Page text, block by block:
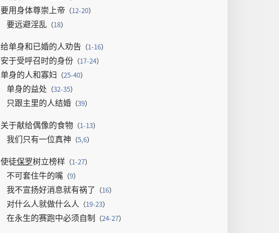
要用身体尊崇上帝 （12-20）
要远避淫乱（18）
给单身和已婚的人劝告 （1-16）
安于受呼召时的身份（17-24）
单身的人和寡妇 （25-40）
单身的益处 （32-35）
只跟主里的人结婚（39）
关于献给偶像的食物（1-13）
我们只有一位真神 （5,6）
使徒保罗树立榜样（1-27）
不可套住牛的嘴（9）
我不宣扬好消息就有祸了 （16）
对什么人就做什么人 （19-23）
在永生的赛跑中必须自制 （24-27）